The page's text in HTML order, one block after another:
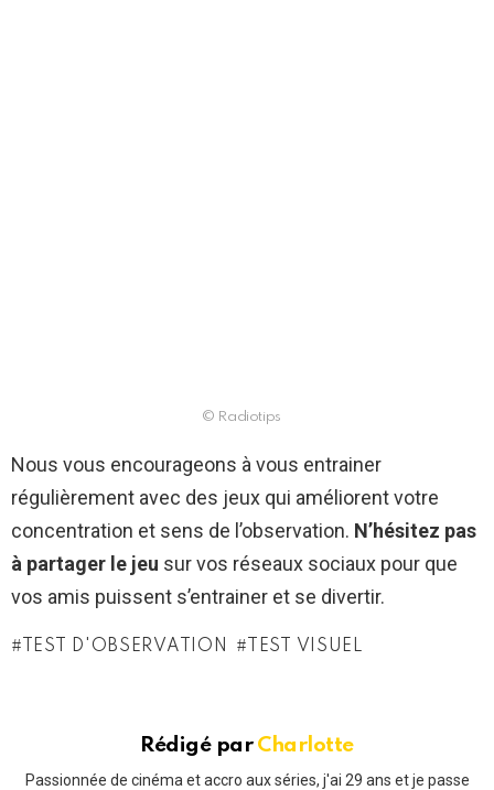
© Radiotips
Nous vous encourageons à vous entrainer
régulièrement avec des jeux qui améliorent votre
concentration et sens de l’observation. N’hésitez pas
à partager le jeu sur vos réseaux sociaux pour que
vos amis puissent s’entrainer et se divertir.
TEST D'OBSERVATION TEST VISUEL
Rédigé par Charlotte
Passionnée de cinéma et accro aux séries, j'ai 29 ans et je passe